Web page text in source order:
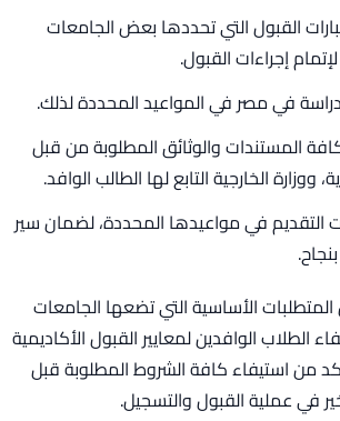
القبول التي تحددها بعض الجامعات
إجراءات القبول.
في مصر في المواعيد المحددة لذلك.
المستندات والوثائق المطلوبة من قبل
ووزارة الخارجية التابع لها الطالب الوافد.
التقديم في مواعيدها المحددة، لضمان سير
الأساسية التي تضعها الجامعات
الطلاب الوافدين لمعايير القبول الأكاديمية
من استيفاء كافة الشروط المطلوبة قبل
في عملية القبول والتسجيل.